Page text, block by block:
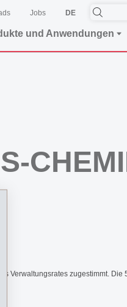
Jobs DE
und Anwendungen
Verwaltungsrates zugestimmt. Die